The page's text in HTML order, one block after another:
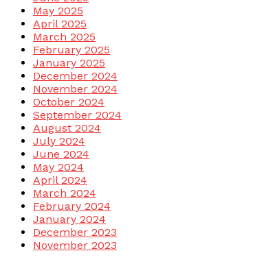
May 2025
April 2025
March 2025
February 2025
January 2025
December 2024
November 2024
October 2024
September 2024
August 2024
July 2024
June 2024
May 2024
April 2024
March 2024
February 2024
January 2024
December 2023
November 2023